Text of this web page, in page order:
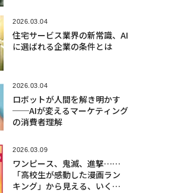
2026.03.04
住宅サービス業界の新常識、AI
に選ばれる企業の条件とは
2026.03.04
ロボットが人間を解き明かす
──AIが変えるマーケティング
の消費者理解
2026.03.09
ワンピース、鬼滅、進撃……
「高校生が感動した漫画ラン
キング」から見える、いくつ